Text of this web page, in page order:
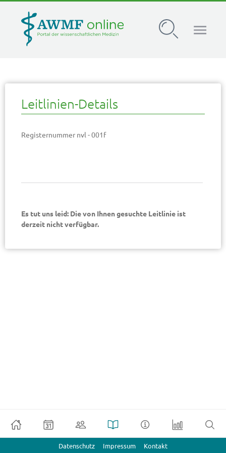
Leitlinien-Details
Registernummer nvl - 001f
Es tut uns leid: Die von Ihnen gesuchte Leitlinie ist
derzeit nicht verfügbar.
Datenschutz Impressum Kontakt